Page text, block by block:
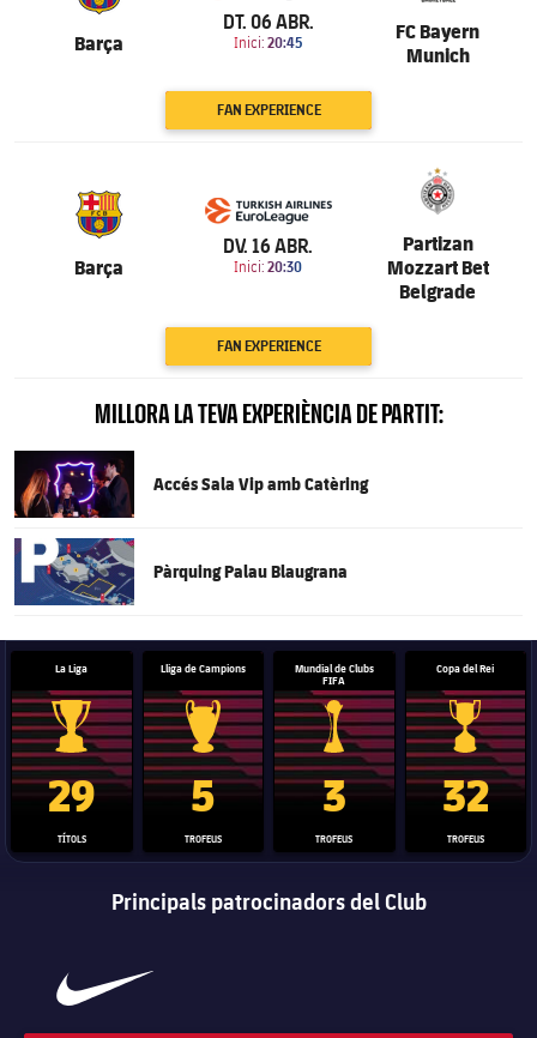
Barça
DT. 06 ABR.
Inici: 20:45
FC Bayern
Munich
FAN EXPERIENCE
Barça
6.201
DV. 16 ABR.
Inici: 20:30
Partizan
Mozzart Bet
Belgrade
FAN EXPERIENCE
MILLORA LA TEVA EXPERIÈNCIA DE PARTIT:
FC Barcelona club badge
Accés Sala Vip amb Catèring
FC Barcelona club badge
Pàrquing Palau Blaugrana
La Liga
Trofeu de la Liga
29
TÍTOLS
Lliga de Campions
Trofeu de la Lliga de Campions
5
TROFEUS
Mundial de Clubs
FIFA
Trofeu del Mundial de Clubs
3
TROFEUS
Copa del Rei
Copa del
32
TROFEUS
Principals patrocinadors del Club